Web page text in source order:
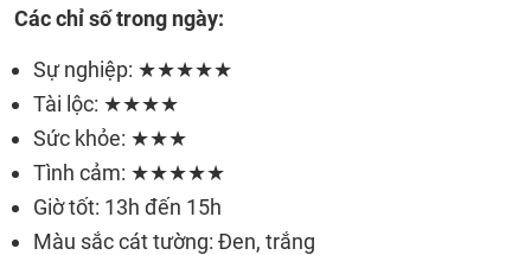
Các chỉ số trong ngày:
Sự nghiệp: ★★★★★
Tài lộc: ★★★★
Sức khỏe: ★★★
Tình cảm: ★★★★★
Giờ tốt: 13h đến 15h
Màu sắc cát tường: Đen, trắng